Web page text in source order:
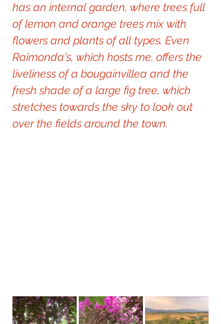
has an internal garden, where trees full
of lemon and orange trees mix with
flowers and plants of all types. Even
Raimonda's, which hosts me, offers the
liveliness of a bougainvillea and the
fresh shade of a large fig tree, which
stretches towards the sky to look out
over the fields around the town.